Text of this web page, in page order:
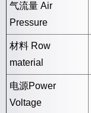
气流量 Air
Pressure
材料 Row
material
电源Power
Voltage